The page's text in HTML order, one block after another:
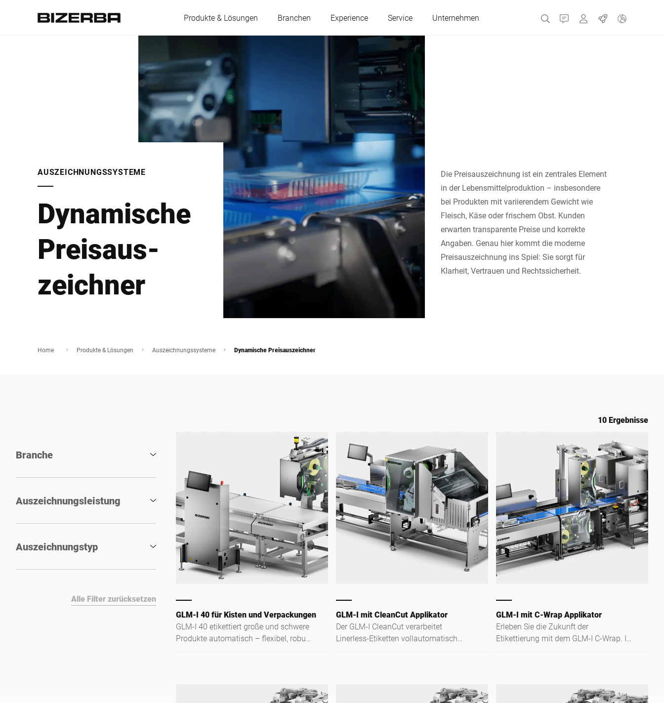
Produkte & Lösungen Branchen Experience Service Unternehmen Kontakt Portale Jobs
Österreich Belgien
Deutschland
Ungarn
Polen Russland
Slowakei
Schweiz Türkei Ukraine
Afrika
Globale Website
AUSZEICHNUNGSSYSTEME
Dynamische
Preisaus­
zeichner
Die Preisauszeichnung ist ein zentrales Element
in der Lebensmittelproduktion – insbesondere
bei Produkten mit variierendem Gewicht wie
Fleisch, Käse oder frischem Obst. Kunden
erwarten transparente Preise und korrekte
Angaben. Genau hier kommt die moderne
Preisauszeichnung ins Spiel: Sie sorgt für
Klarheit, Vertrauen und Rechtssicherheit.
Home Produkte & Lösungen Auszeichnungssysteme Dynamische Preisauszeichner
10 Ergebnisse
Branche
Auszeichnungsleistung
Auszeichnungstyp
Alle Filter zurücksetzen
GLM-I 40 für Kisten und Verpackungen
GLM-I 40 etikettiert große und schwere
Produkte automatisch – flexibel, robust
GLM-I mit CleanCut Applikator
Der GLM-I CleanCut verarbeitet
Linerless-Etiketten vollautomatisch
Verarbeitung von Produkten mit
GLM-I mit C-Wrap Applikator
Erleben Sie die Zukunft der
Etikettierung mit dem GLM-I C-Wrap. In
Ergebnis ist ein High-Speed-System,